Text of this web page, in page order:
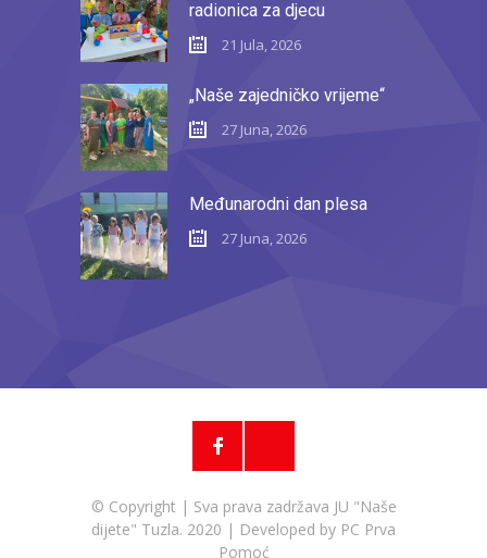
radionica za djecu
21 Jula, 2026
„Naše zajedničko vrijeme“
27 Juna, 2026
Međunarodni dan plesa
27 Juna, 2026
© Copyright | Sva prava zadržava JU "Naše
dijete" Tuzla. 2020 | Developed by PC Prva
Pomoć